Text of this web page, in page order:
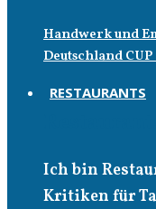
Handwerk und
Deutschland CUP
RESTAURANTS
Ich bin
Kritiken für